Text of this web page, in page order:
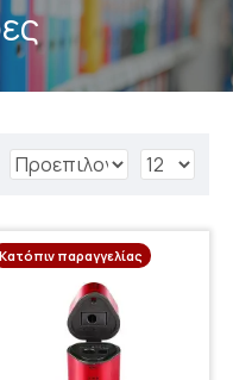
Κατόπιν παραγγελίας